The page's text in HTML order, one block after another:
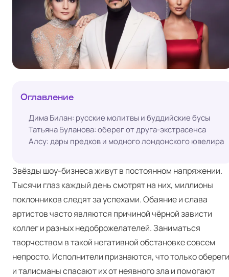
Оглавление
Дима Билан: русские молитвы и буддийские бусы
Татьяна Буланова: оберег от друга-экстрасенса
Алсу: дары предков и модного лондонского ювелира
Звёзды шоу-бизнеса живут в постоянном напряжении.
Тысячи глаз каждый день смотрят на них, миллионы
поклонников следят за успехами. Обаяние и слава
артистов часто являются причиной чёрной зависти
коллег и разных недоброжелателей. Заниматься
творчеством в такой негативной обстановке совсем
непросто. Исполнители признаются, что только обереги
и талисманы спасают их от неявного зла и помогают